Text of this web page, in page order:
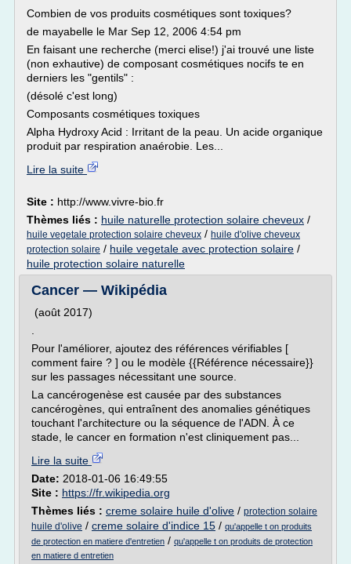
Combien de vos produits cosmétiques sont toxiques?
de mayabelle le Mar Sep 12, 2006 4:54 pm
En faisant une recherche (merci elise!) j'ai trouvé une liste
(non exhautive) de composant cosmétiques nocifs te en
derniers les "gentils" :
(désolé c'est long)
Composants cosmétiques toxiques
Alpha Hydroxy Acid : Irritant de la peau. Un acide organique
produit par respiration anaérobie. Les...
Lire la suite
Site : http://www.vivre-bio.fr
Thèmes liés : huile naturelle protection solaire cheveux /
huile vegetale protection solaire cheveux / huile d'olive cheveux
protection solaire / huile vegetale avec protection solaire /
huile protection solaire naturelle
Cancer — Wikipédia
(août 2017)
Pour l'améliorer, ajoutez des références vérifiables [
comment faire ? ] ou le modèle {{Référence nécessaire}}
sur les passages nécessitant une source.
La cancérogenèse est causée par des substances
cancérogènes, qui entraînent des anomalies génétiques
touchant l'architecture ou la séquence de l'ADN. À ce
stade, le cancer en formation n'est cliniquement pas...
Lire la suite
Date: 2018-01-06 16:49:55
Site : https://fr.wikipedia.org
Thèmes liés : creme solaire huile d'olive / protection solaire
huile d'olive / creme solaire d'indice 15 / qu'appelle t on produits
de protection en matiere d'entretien / qu'appelle t on produits de protection
en matiere d entretien